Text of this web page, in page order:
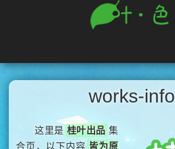
works-info
这里是 桂叶出品 集
合页，以下内容 皆为原